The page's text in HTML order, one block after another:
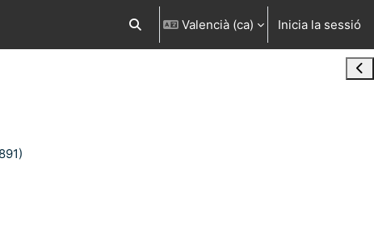
Commuta l'entrada de la cerca
Valencià ‎(ca)‎ Inicia la sessió